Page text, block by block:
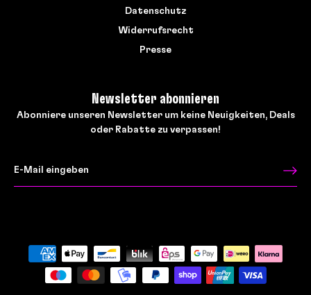
Datenschutz
Widerrufsrecht
Presse
Newsletter abonnieren
Abonniere unseren Newsletter um keine Neuigkeiten, Deals
oder Rabatte zu verpassen!